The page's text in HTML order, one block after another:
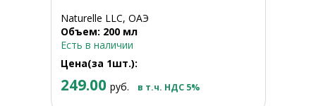
Naturelle LLC, ОАЭ
Объем: 200 мл
Есть в наличии
Цена(за 1шт.):
249.00 руб. в т.ч. НДС 5%